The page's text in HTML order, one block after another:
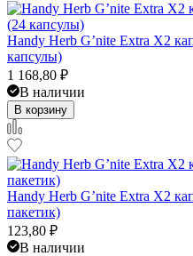
Handy Herb G’nite Extra X2
капсулы)
1 168,80 ₽
В наличии
В корзину
Handy Herb G’nite Extra X2
пакетик)
123,80 ₽
В наличии